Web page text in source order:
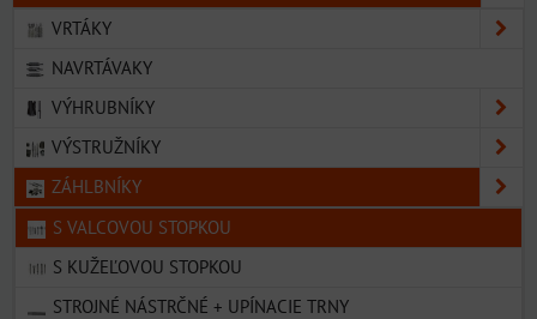
VRTÁKY
NAVRTÁVAKY
VÝHRUBNÍKY
VÝSTRUŽNÍKY
ZÁHLBNÍKY
S VALCOVOU STOPKOU
S KUŽEĽOVOU STOPKOU
STROJNÉ NÁSTRČNÉ + UPÍNACIE TRNY